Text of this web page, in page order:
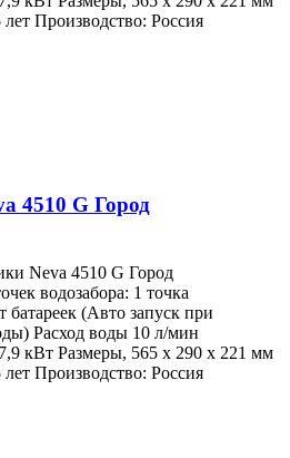
Производство: Россия
4510 G Город
Neva 4510 G Город
водозабора: 1 точка
батареек (Авто запуск при
Расход воды 10 л/мин
кВт Размеры, 565 х 290 х 221 мм
Производство: Россия